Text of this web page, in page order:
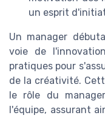
un esprit
Un manager
voie de
pratiques pour
de la créativité.
le rôle du
l'équipe, assurant